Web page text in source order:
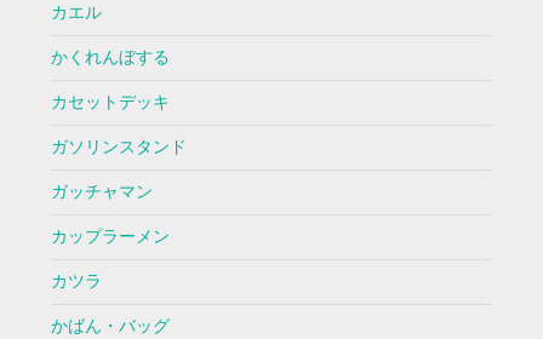
カエル
かくれんぼする
カセットデッキ
ガソリンスタンド
ガッチャマン
カップラーメン
カツラ
かばん・バッグ